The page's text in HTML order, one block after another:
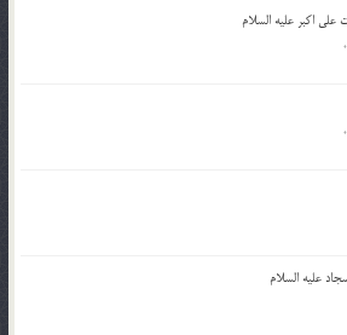
علی اکبر علیه السلام
علیه السلام